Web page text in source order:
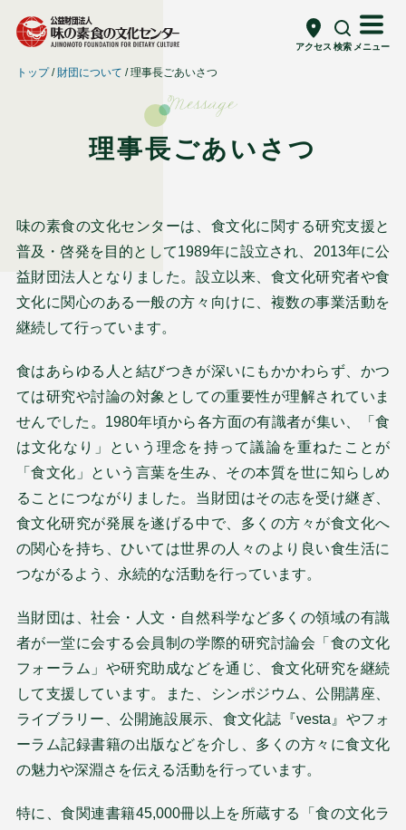
アクセス 検索 メニュー
トップ 財団について 理事長ごあいさつ
Message
理事長ごあいさつ
味の素食の文化センターは、食文化に関する研究支援と
普及・啓発を目的として1989年に設立され、2013年に公
益財団法人となりました。設立以来、食文化研究者や食
文化に関心のある一般の方々向けに、複数の事業活動を
継続して行っています。
食はあらゆる人と結びつきが深いにもかかわらず、かつ
ては研究や討論の対象としての重要性が理解されていま
せんでした。1980年頃から各方面の有識者が集い、「食
は文化なり」という理念を持って議論を重ねたことが
「食文化」という言葉を生み、その本質を世に知らしめ
ることにつながりました。当財団はその志を受け継ぎ、
食文化研究が発展を遂げる中で、多くの方々が食文化へ
の関心を持ち、ひいては世界の人々のより良い食生活に
つながるよう、永続的な活動を行っています。
当財団は、社会・人文・自然科学など多くの領域の有識
者が一堂に会する会員制の学際的研究討論会「食の文化
フォーラム」や研究助成などを通じ、食文化研究を継続
して支援しています。また、シンポジウム、公開講座、
ライブラリー、公開施設展示、食文化誌『vesta』やフォ
ーラム記録書籍の出版などを介し、多くの方々に食文化
の魅力や深淵さを伝える活動を行っています。
特に、食関連書籍45,000冊以上を所蔵する「食の文化ラ